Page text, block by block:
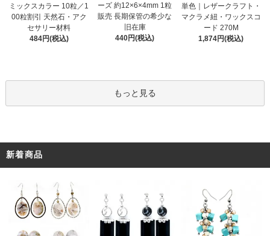
ミックスカラー 10粒／1
00粒割引 天然石・アク
セサリー材料
484円(税込)
ーズ 約12×6×4mm 1粒
販売 長期保管の希少な
旧在庫
440円(税込)
単色｜レザークラフト・
マクラメ紐・ワックスコ
ード 270M
1,874円(税込)
もっと見る
新着商品